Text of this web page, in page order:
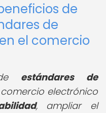
de
de
el comercio
estándares de
electrónico
, ampliar el